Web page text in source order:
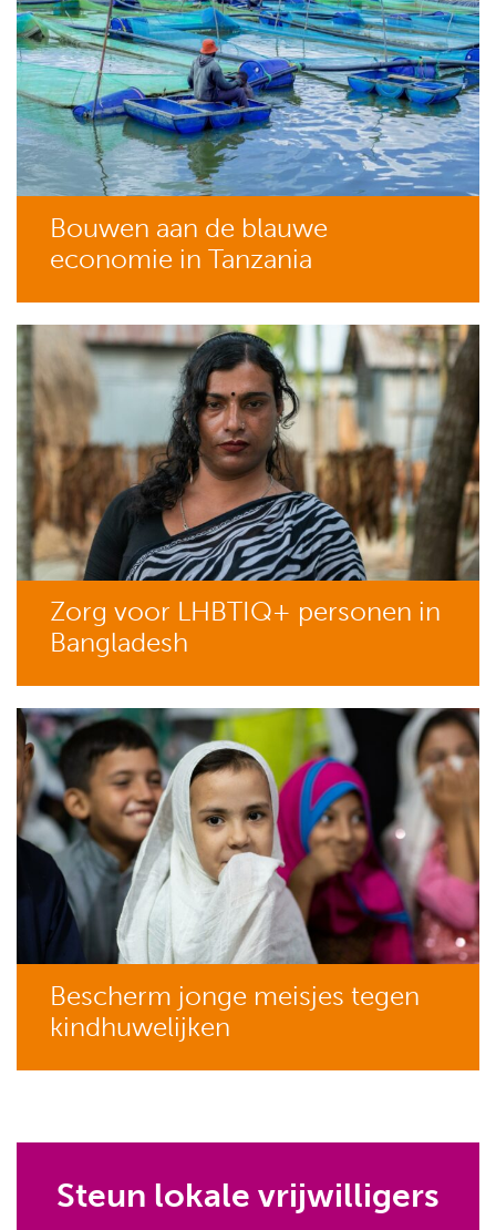
Bouwen aan de blauwe
economie in Tanzania​
Zorg voor LHBTIQ+ personen in
Bangladesh
Bescherm jonge meisjes tegen
kindhuwelijken
Steun lokale vrijwilligers